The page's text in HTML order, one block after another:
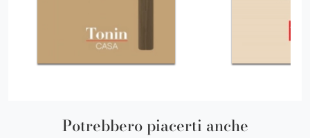
Potrebbero piacerti anche